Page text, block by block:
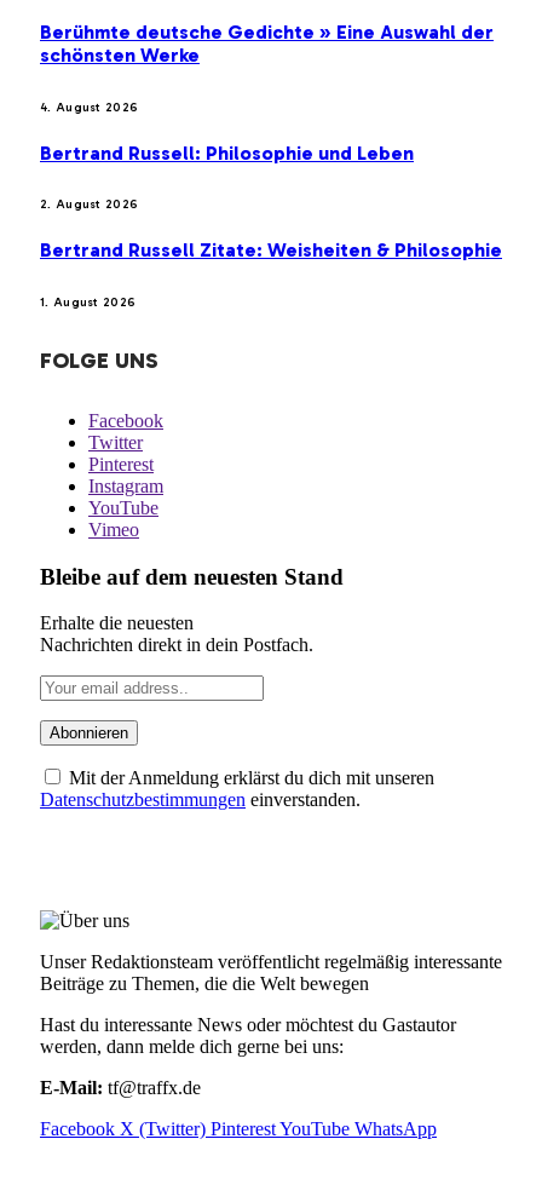
Berühmte deutsche Gedichte » Eine Auswahl der
schönsten Werke
4. August 2026
Bertrand Russell: Philosophie und Leben
2. August 2026
Bertrand Russell Zitate: Weisheiten & Philosophie
1. August 2026
FOLGE UNS
Facebook
Twitter
Pinterest
Instagram
YouTube
Vimeo
Bleibe auf dem neuesten Stand
Erhalte die neuesten
Nachrichten direkt in dein Postfach.
Mit der Anmeldung erklärst du dich mit unseren
Datenschutzbestimmungen einverstanden.
Unser Redaktionsteam veröffentlicht regelmäßig interessante
Beiträge zu Themen, die die Welt bewegen
Hast du interessante News oder möchtest du Gastautor
werden, dann melde dich gerne bei uns:
E-Mail: tf@traffx.de
Facebook X (Twitter) PinterestYouTube WhatsApp